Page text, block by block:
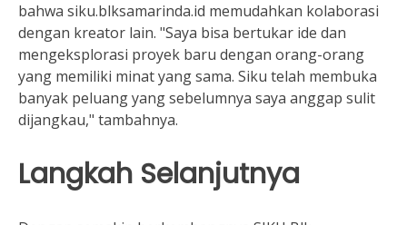
bahwa siku.blksamarinda.id memudahkan kolaborasi
dengan kreator lain. "Saya bisa bertukar ide dan
mengeksplorasi proyek baru dengan orang-orang
yang memiliki minat yang sama. Siku telah membuka
banyak peluang yang sebelumnya saya anggap sulit
dijangkau," tambahnya.
Langkah Selanjutnya